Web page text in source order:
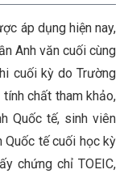
áp dụng hiện nay,
Anh văn cuối cùng
cuối kỳ do Trường
chất tham khảo,
Quốc tế, sinh viên
Quốc tế cuối học kỳ
chứng chỉ TOEIC,